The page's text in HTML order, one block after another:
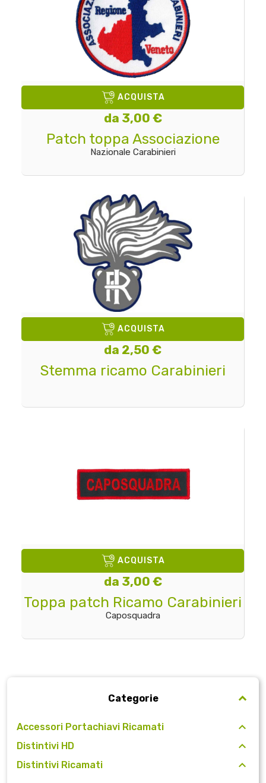
Categorie
Accessori Portachiavi Ricamati
Distintivi HD
Distintivi Ricamati
ACQUISTA
da 3,00 €
Patch toppa Associazione
Nazionale Carabinieri
ACQUISTA
da 2,50 €
Stemma ricamo Carabinieri
ACQUISTA
da 3,00 €
Toppa patch Ricamo Carabinieri
Caposquadra